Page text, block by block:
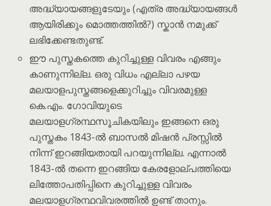
അദ്ധ്യായങ്ങളുടേയും (എത്ര അദ്ധ്യായങ്ങൾ
ആയിരിക്കും മൊത്തത്തിൽ?) സ്കാൻ നമുക്ക്
ലഭിക്കേണ്ടതുണ്ട്.
ഈ പുസ്തകത്തെ കുറിച്ചുള്ള വിവരം എങ്ങും
കാണുന്നില്ല. ഒരു വിധം എല്ലാ പഴയ
മലയാളപുസ്തങ്ങളെക്കുറിച്ചും വിവരമുള്ള
കെ.എം. ഗോവിയുടെ
മലയാളഗ്രന്ഥസൂചികയിലും ഇങ്ങനെ ഒരു
പുസ്തകം 1843-ൽ ബാസൽ മിഷൻ പ്രസ്സിൽ
നിന്ന് ഇറങ്ങിയതായി പറയുന്നില്ല. എന്നാൽ
1843-ൽ തന്നെ ഇറങ്ങിയ കേരളോല്പത്തിയെ
ലിത്തോപതിപ്പിനെ കുറിച്ചുള്ള വിവരം
മലയാളഗ്രന്ഥവിവരത്തിൽ ഉണ്ട് താനും.